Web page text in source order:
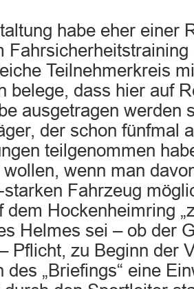
habe eher einer
Teilnehmerkreis
belege, dass hier auf
ausgetragen werden
der schon fünfmal
teilgenommen
wollen, wenn man
Fahrzeug
dem Hockenheimring
Helmes sei – ob der
Pflicht, zu Beginn der
des „Briefings“ eine